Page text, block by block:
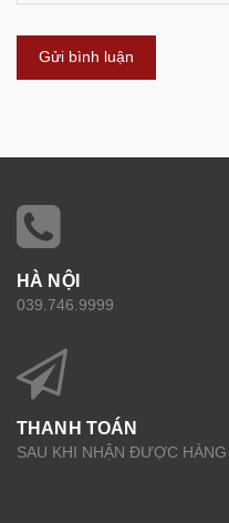
Gửi bình luận
HÀ NỘI
039.746.9999
THANH TOÁN
SAU KHI NHẬN ĐƯỢC HÀNG